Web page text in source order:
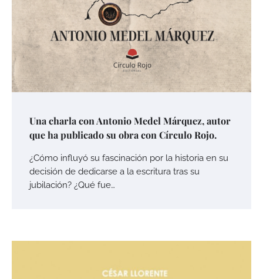
Una charla con Antonio Medel Márquez, autor
que ha publicado su obra con Círculo Rojo.
¿Cómo influyó su fascinación por la historia en su
decisión de dedicarse a la escritura tras su
jubilación? ¿Qué fue…